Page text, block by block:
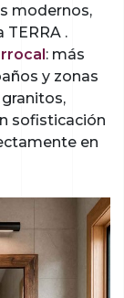
modernos,
.
: más
y zonas
sofisticación
en